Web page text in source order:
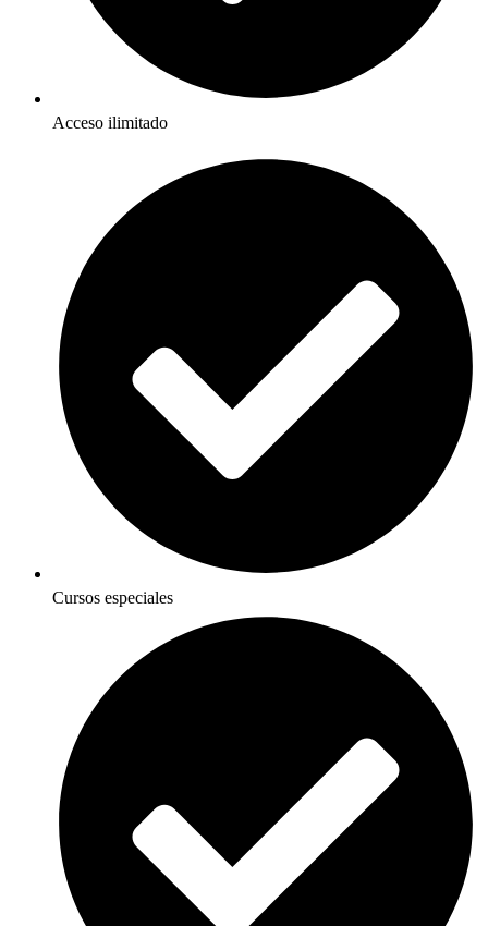
Acceso ilimitado
Cursos especiales